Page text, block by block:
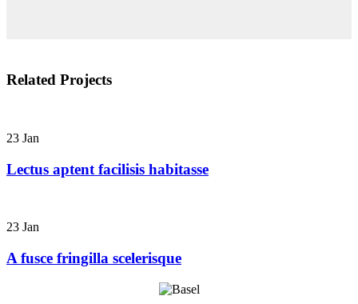
Related Projects
23 Jan
Lectus aptent facilisis habitasse
23 Jan
A fusce fringilla scelerisque